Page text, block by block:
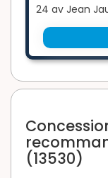
24 av Jean
(13530)